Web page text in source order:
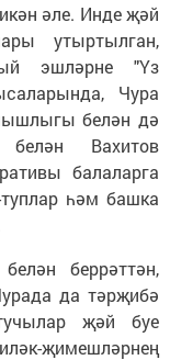
әле. Инде җәй
утыртылган,
эшләрне "Үз
Чура
белән дә
Вахитов
балаларга
һәм башка
беррәттән,
да тәрҗибә
җәй буе
җимешләрнең